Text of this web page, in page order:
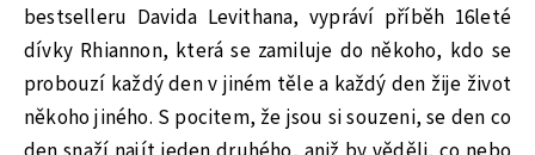
bestselleru Davida Levithana, vypráví příběh 16leté
dívky Rhiannon, která se zamiluje do někoho, kdo se
probouzí každý den v jiném těle a každý den žije život
někoho jiného. S pocitem, že jsou si souzeni, se den co